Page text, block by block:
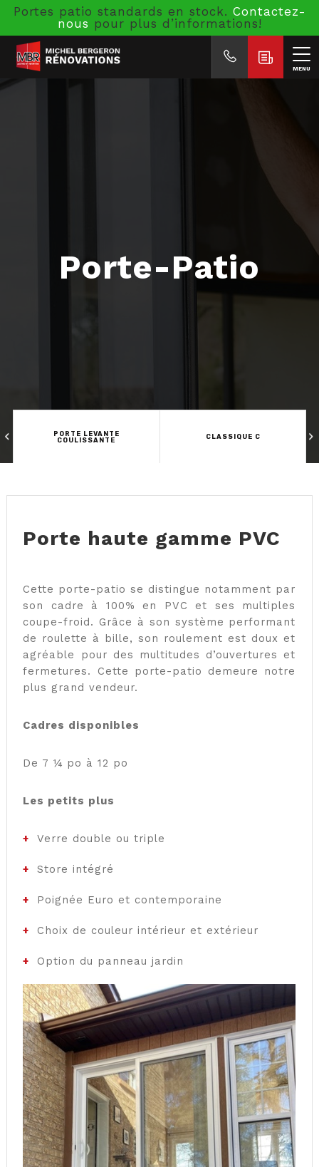
Portes patio standards en stock. Contactez-
nous pour plus d’informations!
MENU
Porte-Patio
PORTE LEVANTE
COULISSANTE
CLASSIQUE C
Porte haute gamme PVC
Cette porte-patio se distingue notamment par
son cadre à 100% en PVC et ses multiples
coupe-froid. Grâce à son système performant
de roulette à bille, son roulement est doux et
agréable pour des multitudes d’ouvertures et
fermetures. Cette porte-patio demeure notre
plus grand vendeur.
Cadres disponibles
De 7 ¼ po à 12 po
Les petits plus
Verre double ou triple
Store intégré
Poignée Euro et contemporaine
Choix de couleur intérieur et extérieur
Option du panneau jardin